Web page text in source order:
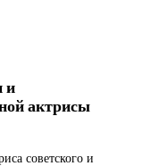
и
актрисы
советского и